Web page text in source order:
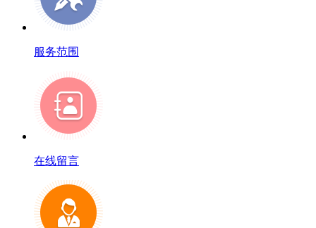
服务范围
在线留言